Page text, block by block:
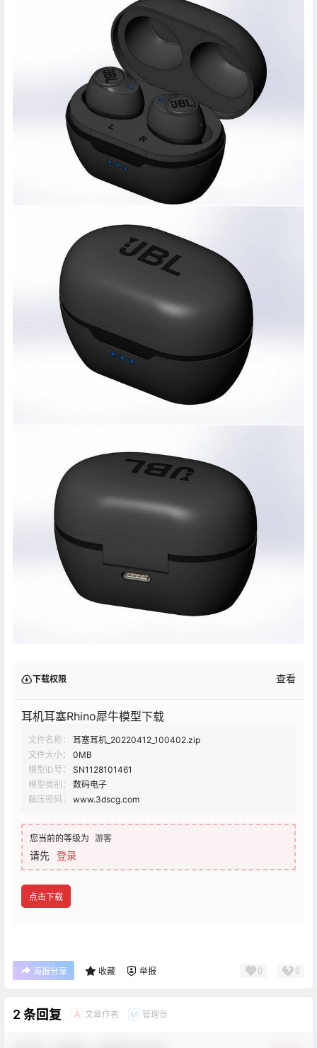
下载权限 查看
耳机耳塞Rhino犀牛模型下载
文件名称：
耳塞耳机_20220412_100402.zip
文件大小：
0MB
模型ID号：
SN1128101461
模型类别：
数码电子
解压密码：
www.3dscg.com
您当前的等级为 游客
请先 登录
点击下载
海报分享 收藏 举报 0 0
2 条回复 A 文章作者 M 管理员